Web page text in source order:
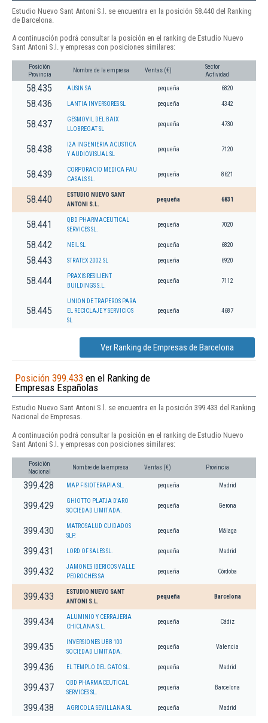
Estudio Nuevo Sant Antoni S.l. se encuentra en la posición 58.440 del Ranking
de Barcelona.
A continuación podrá consultar la posición en el ranking de Estudio Nuevo
Sant Antoni S.l. y empresas con posiciones similares:
Posición
Provincia
Nombre de la empresa Ventas (€)
Sector
Actividad
58.435 AUSIN SA pequeña 6820
58.436 LANTIA INVERSORES SL pequeña 4342
58.437
GESMOVIL DEL BAIX
LLOBREGAT SL
pequeña 4730
58.438
I2A INGENIERIA ACUSTICA
Y AUDIOVISUAL SL
pequeña 7120
58.439
CORPORACIO MEDICA PAU
CASALS SL.
pequeña 8621
58.440
ESTUDIO NUEVO SANT
ANTONI S.L.
pequeña 6831
58.441
QBD PHARMACEUTICAL
SERVICES SL.
pequeña 7020
58.442 NEIL SL pequeña 6820
58.443 STRATEX 2002 SL pequeña 6920
58.444
PRAXIS RESILIENT
BUILDINGS S.L.
pequeña 7112
58.445
UNION DE TRAPEROS PARA
EL RECICLAJE Y SERVICIOS
SL
pequeña 4687
Ver Ranking de Empresas de Barcelona
Posición 399.433 en el Ranking de
Empresas Españolas
Estudio Nuevo Sant Antoni S.l. se encuentra en la posición 399.433 del Ranking
Nacional de Empresas.
A continuación podrá consultar la posición en el ranking de Estudio Nuevo
Sant Antoni S.l. y empresas con posiciones similares:
Posición
Nacional
Nombre de la empresa Ventas (€) Provincia
399.428 MAP FISIOTERAPIA SL. pequeña Madrid
399.429
GHIOTTO PLATJA D'ARO
SOCIEDAD LIMITADA.
pequeña Gerona
399.430
MATROSALUD CUIDADOS
SLP.
pequeña Málaga
399.431 LORD OF SALES SL. pequeña Madrid
399.432
JAMONES IBERICOS VALLE
PEDROCHES SA
pequeña Córdoba
399.433
ESTUDIO NUEVO SANT
ANTONI S.L.
pequeña Barcelona
399.434
ALUMINIO Y CERRAJERIA
CHICLANA S.L.
pequeña Cádiz
399.435
INVERSIONES UBB 100
SOCIEDAD LIMITADA.
pequeña Valencia
399.436 EL TEMPLO DEL GATO SL. pequeña Madrid
399.437
QBD PHARMACEUTICAL
SERVICES SL.
pequeña Barcelona
399.438 AGRICOLA SEVILLANA SL pequeña Madrid